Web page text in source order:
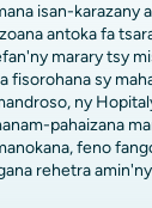
isan-karazany
antoka fa
marary tsy
fisorohana sy
ny
pahaizana
feno
rehetra